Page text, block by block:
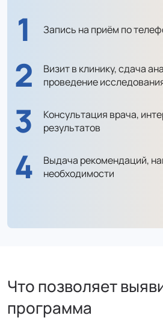
1 Запись на приём по
2 Визит в клинику,сдача
проведение
3 Консультация врача,
результатов
4 Выдача рекомендаций,
необходимости
Что позволяет
программа